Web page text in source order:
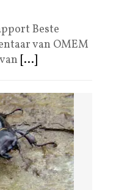
Beste
van OMEM
[...]